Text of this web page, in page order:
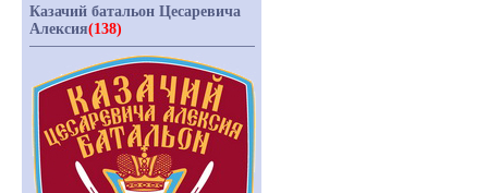
Казачий батальон Цесаревича
Алексия(138)